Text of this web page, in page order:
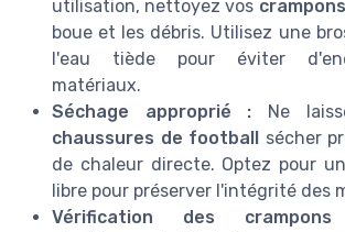
utilisation, nettoyez vos crampons
boue et les débris. Utilisez une
l'eau tiède pour éviter
matériaux.
Séchage approprié : Ne
chaussures de football sécher
de chaleur directe. Optez pour
libre pour préserver l'intégrité des
Vérification des